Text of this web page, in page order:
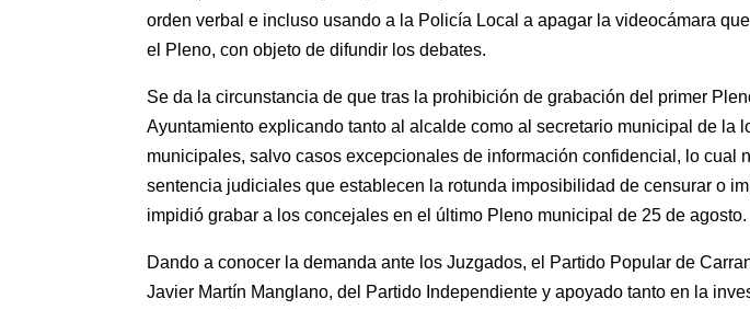
orden verbal e incluso usando a la Policía Local a apagar la videocámara
el Pleno, con objeto de difundir los debates.
Se da la circunstancia de que tras la prohibición de grabación del primer
Ayuntamiento explicando tanto al alcalde como al secretario municipal de
municipales, salvo casos excepcionales de información confidencial, lo
sentencia judiciales que establecen la rotunda imposibilidad de censurar o
impidió grabar a los concejales en el último Pleno municipal de 25 de agosto.
Dando a conocer la demanda ante los Juzgados, el Partido Popular de
Javier Martín Manglano, del Partido Independiente y apoyado tanto en la